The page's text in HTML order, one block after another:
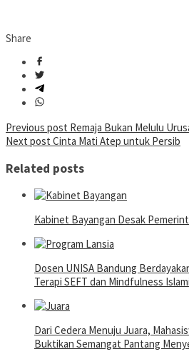
Share
Post
navigation
Previous post Remaja Bukan Melulu
Next post Cinta Mati Atep untuk Persib
Related posts
Kabinet Bayangan Desak
Dosen UNISA Bandung
Terapi SEFT dan Mindfulness Islami
Dari Cedera Menuju Juara,
Buktikan Semangat Pantang